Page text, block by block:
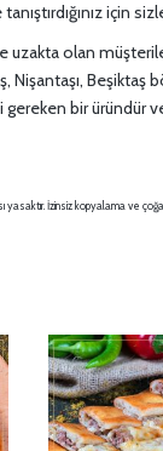
için
olan
Nişantaşı,
bir üründür
yasaktır. İzinsiz kopyalama ve